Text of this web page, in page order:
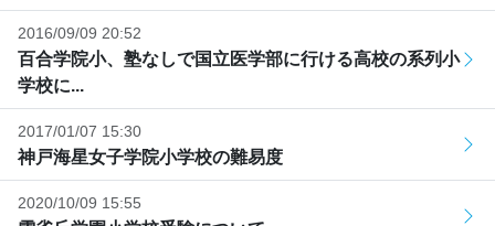
2016/09/09 20:52
百合学院小、塾なしで国立医学部に行ける高校の系列小
学校に...
2017/01/07 15:30
神戸海星女子学院小学校の難易度
2020/10/09 15:55